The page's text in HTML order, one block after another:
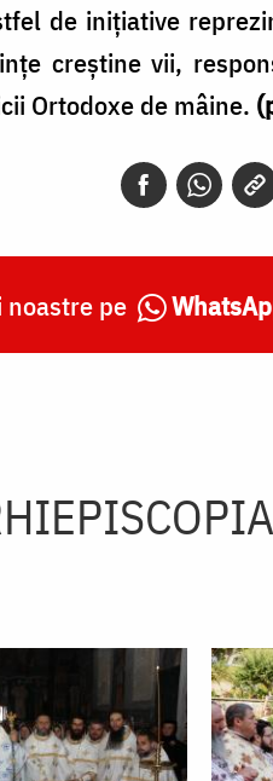
de inițiative
creștine vii,
Ortodoxe de mâine.
pe